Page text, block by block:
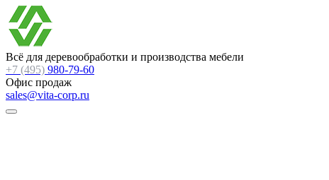
Всё для деревообработки и производства мебели
+7 (495) 980-79-60
Офис продаж
sales@vita-corp.ru